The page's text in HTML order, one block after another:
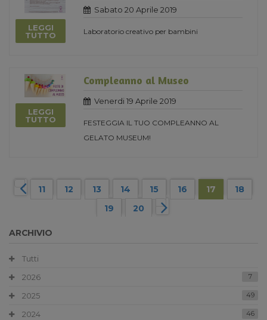
LEGGI
TUTTO
Sabato 20 Aprile 2019
Laboratorio creativo per bambini
LEGGI
TUTTO
Compleanno al Museo
Venerdi 19 Aprile 2019
FESTEGGIA IL TUO COMPLEANNO AL
GELATO MUSEUM!
11 12 13 14 15 16 17
18
19
20
ARCHIVIO
Tutti
2026
7
2025 49
2024 46